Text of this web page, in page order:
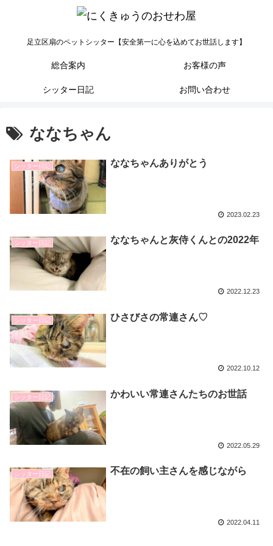
足立区扇のペットシッター【安全第一に心を込めてお世話します】
総合案内 お客様の声
シッター日記 お問い合わせ
ななちゃん
シッター日記 ななちゃんありがとう
2023.02.23
シッター日記 ななちゃんと灰侍くんとの2022年
2022.12.23
シッター日記 ひさびさの常連さん♡
2022.10.12
シッター日記 かわいい常連さんたちのお世話
2022.05.29
シッター日記 不在の飼い主さんを感じながら
2022.04.11